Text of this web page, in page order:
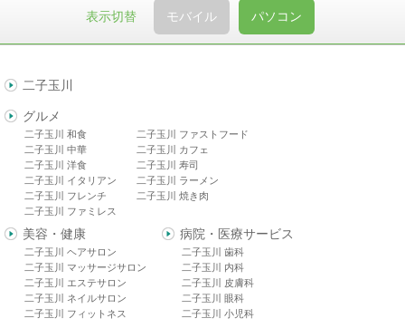
表示切替 モバイル パソコン
二子玉川
グルメ
二子玉川 和食
二子玉川 中華
二子玉川 洋食
二子玉川 イタリアン
二子玉川 フレンチ
二子玉川 ファミレス
二子玉川 ファストフード
二子玉川 カフェ
二子玉川 寿司
二子玉川 ラーメン
二子玉川 焼き肉
美容・健康
二子玉川 ヘアサロン
二子玉川 マッサージサロン
二子玉川 エステサロン
二子玉川 ネイルサロン
二子玉川 フィットネス
病院・医療サービス
二子玉川 歯科
二子玉川 内科
二子玉川 皮膚科
二子玉川 眼科
二子玉川 小児科